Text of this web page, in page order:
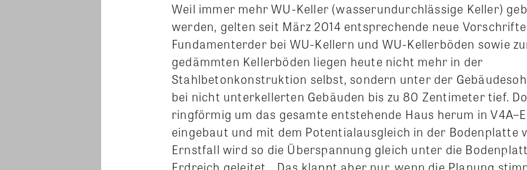
Weil immer mehr WU-Keller (wasserundurchlässige Keller)
werden, gelten seit März 2014 entsprechende neue
Fundamenterder bei WU-Kellern und WU-Kellerböden sowie
gedämmten Kellerböden liegen heute nicht mehr in der
Stahlbetonkonstruktion selbst, sondern unter der
bei nicht unterkellerten Gebäuden bis zu 80 Zentimeter tief.
ringförmig um das gesamte entstehende Haus herum in
eingebaut und mit dem Potentialausgleich in der Bodenplatte
Ernstfall wird so die Überspannung gleich unter die